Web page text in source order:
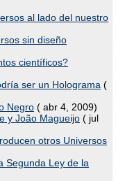
al lado del nuestro
sin diseño
científicos?
ser un Holograma (
Negro ( abr 4, 2009)
y João Magueijo ( jul
otros Universos
Segunda Ley de la